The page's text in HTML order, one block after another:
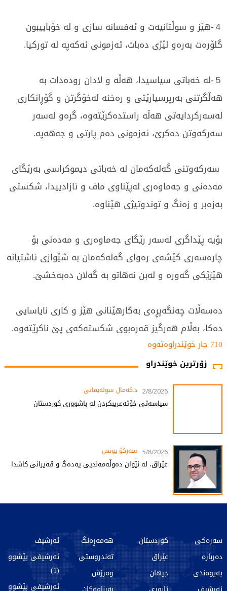
４-هێز و سوڵتانیەت و ئەفسانە سازی و لە خۆباییبون
گلۆرەت بەرەو لێژی دەبات، ئەزمونی ئەکەپە لە تورکیا.
５-لە خەباتی سیاسیدا، هەڵە و لادان رودەدات بە
هەڵگرتنی بەرپرسیارێتی و رەخنە لەخۆگرتن و گۆڕانکاری
لەسەرکردایەتی هەڵە راستدەکرێتەوە، گرەو لەسەر
سەرکەوتن دەکرێ، ئەزمونی دەم پارتی و جەهەپە.
سەرکەوتنی گەلەکەمان لە خەباتی دیموکراسی بەرێگای
مەدەنی و جەماوەری لەپێناوی ماف و ئازادییدا، شکستی
بەزەبر و زەنگ و توندوتیژی هێناوە.
بۆیە پێداگری لەسەر رێگای جەماوەری و مەدەنی بۆ
چارەسەری کێشەی رەوای گەلەکەمان بە شێوازی ئاشتیانە
هێزێکی گەورە و لەبن نەهاتو بە گەلان دەبەخشێ.
دەسەڵات چەنگەپڕەی بەکارهێنانی هێز و کاری نایاسایی
دەکا، بەڵام هەرگیز قەرەبوی شکستەکەی پێ ناکرێتەوە.
710 جار خوێندراوەتەوە
زۆرترین خوێندراو
2/8/2026 د.کەمال سولەیمانی
سیاسەتی خۆتەعریبکردن لە باشووری کوردستان
5/8/2026 سەرکۆ یونس
عێراق، لە نێوان دەوڵەمەندیی یەدەگ و قەیرانی کاشدا
سەرەکی
دەربارە
پەیوەندی
کوردستان
عێراق
جیهان
هەمەڕەنگ
تەندروستی
وەرزش
ئەرشیف
ئەرشیفی پێشوو
(1)
ئەرشیفی پێشوو